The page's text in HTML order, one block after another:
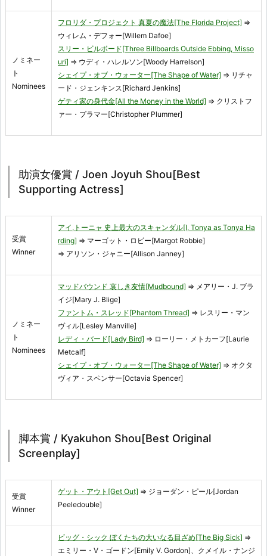
ノミネー
ト
Nominees
フロリダ・プロジェクト 真夏の魔法[The Florida Project] ⇒
ウィレム・デフォー[Willem Dafoe]
スリー・ビルボード[Three Billboards Outside Ebbing, Misso
uri] ⇒ ウディ・ハレルソン[Woody Harrelson]
シェイプ・オブ・ウォーター[The Shape of Water] ⇒ リチャ
ード・ジェンキンス[Richard Jenkins]
ゲティ家の身代金[All the Money in the World] ⇒ クリストフ
ァー・プラマー[Christopher Plummer]
助演女優賞 / Joen Joyuh Shou[Best
Supporting Actress]
受賞
Winner
アイ,トーニャ 史上最大のスキャンダル[I, Tonya as Tonya Ha
rding] ⇒ マーゴット・ロビー[Margot Robbie]
⇒ アリソン・ジャニー[Allison Janney]
ノミネー
ト
Nominees
マッドバウンド 哀しき友情[Mudbound] ⇒ メアリー・J. ブラ
イジ[Mary J. Blige]
ファントム・スレッド[Phantom Thread] ⇒ レスリー・マン
ヴィル[Lesley Manville]
レディ・バード[Lady Bird] ⇒ ローリー・メトカーフ[Laurie
Metcalf]
シェイプ・オブ・ウォーター[The Shape of Water] ⇒ オクタ
ヴィア・スペンサー[Octavia Spencer]
脚本賞 / Kyakuhon Shou[Best Original
Screenplay]
受賞
Winner
ゲット・アウト[Get Out] ⇒ ジョーダン・ピール[Jordan
Peeledouble]
ビッグ・シック ぼくたちの大いなる目ざめ[The Big Sick] ⇒
エミリー・V・ゴードン[Emily V. Gordon]、クメイル・ナンジ